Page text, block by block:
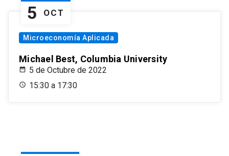
5 OCT
Microeconomía Aplicada
Michael Best, Columbia University
5 de Octubre de 2022
15:30 a 17:30